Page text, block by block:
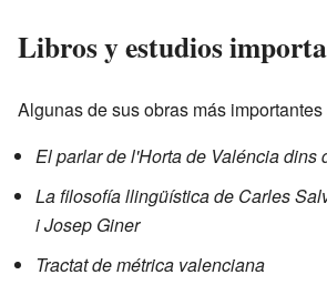
Libros y estudios
Algunas de sus obras más importantes
El parlar de l'Horta de Valéncia dins
La filosofía llingüística de Carles
i Josep Giner
Tractat de métrica valenciana